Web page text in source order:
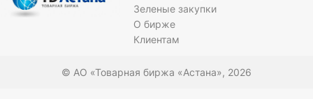
Зеленые закупки
О бирже
Клиентам
© АО «Товарная биржа «Астана», 2026